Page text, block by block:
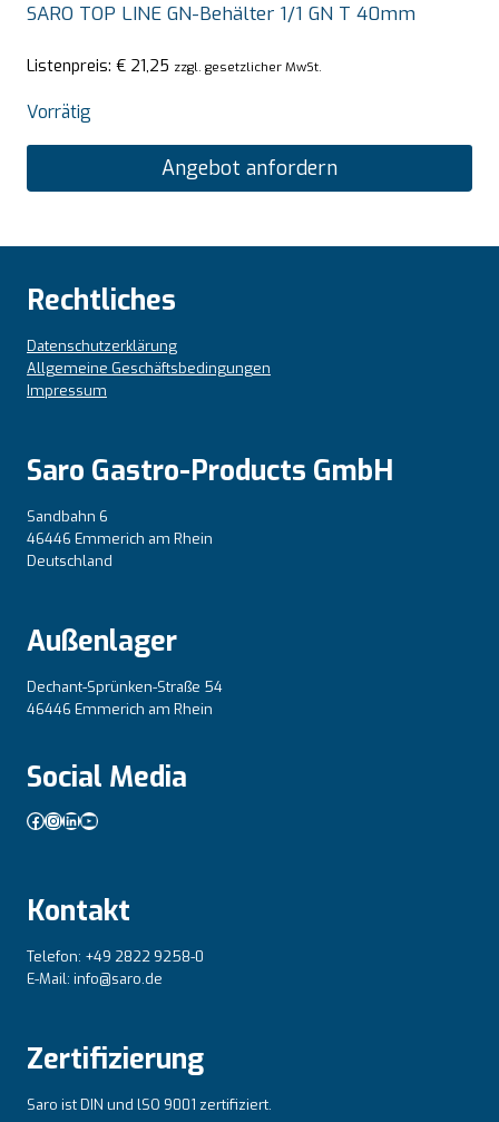
SARO TOP LINE GN-Behälter 1/1 GN T 40mm
Listenpreis: € 21,25 zzgl. gesetzlicher MwSt.
Vorrätig
Angebot anfordern
Rechtliches
Datenschutzerklärung
Allgemeine Geschäftsbedingungen
Impressum
Saro Gastro-Products GmbH
Sandbahn 6
46446 Emmerich am Rhein
Deutschland
Außenlager
Dechant-Sprünken-Straße 54
46446 Emmerich am Rhein
Social Media
Facebook
Instagram
LinkedIn
YouTube
Kontakt
Telefon: +49 2822 9258-0
E-Mail: info@saro.de
Zertifizierung
Saro ist DIN und lSO 9001 zertifiziert.